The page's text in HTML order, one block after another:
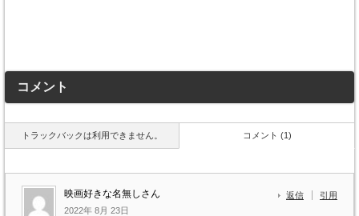
コメント
トラックバックは利用できません。 コメント (1)
映画好きな名無しさん
2022年 8月 23日
返信 引用